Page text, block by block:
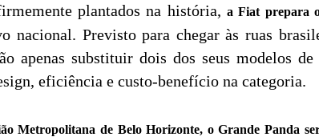
plantados na história,a Fiat prepara
nacional. Previsto para chegar às ruas
apenas substituir dois dos seus
eficiência e custo-benefício na categoria.
Metropolitana de Belo Horizonte, o Grande Panda